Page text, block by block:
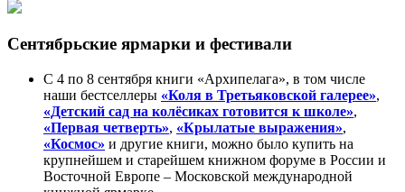
Сентябрьские ярмарки и фестивали
С 4 по 8 сентября книги «Архипелага», в том числе
наши бестселлеры «Коля в Третьяковской галерее»,
«Детский сад на колёсиках готовится к школе»,
«Первая четверть», «Крылатые выражения»,
«Космос» и другие книги, можно было купить на
крупнейшем и старейшем книжном форуме в России и
Восточной Европе – Московской международной